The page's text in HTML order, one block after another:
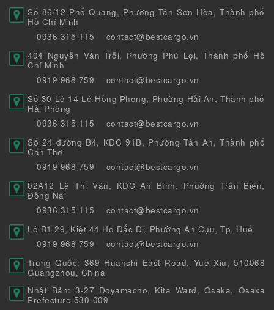
Số 86/12 Phổ Quang, Phường Tân Sơn Hòa, Thành phố
Hồ Chí Minh
0936 315 115
contact@bestcargo.vn
404 Nguyễn Văn Trỗi, Phường Phú Lợi, Thành phố Hồ
Chí Minh
0919 968 759
contact@bestcargo.vn
Số 30 Lô 14 Lê Hồng Phong, Phường Hải An, Thành phố
Hải Phòng
0936 315 115
contact@bestcargo.vn
Số 24 đường B4, KDC 91B, Phường Tân An, Thành phố
Cần Thơ
0919 968 759
contact@bestcargo.vn
02A12 Lê Thị Vân, KDC An Bình, Phường Trấn Biên,
Đồng Nai
0936 315 115
contact@bestcargo.vn
Lô B1.29, Kiệt 44 Hồ Đắc Di, Phường An Cựu, Tp. Huế
0919 968 759
contact@bestcargo.vn
Trung Quốc: 369 Huanshi East Road, Yue Xiu, 510068
Guangzhou, China
Nhật Bản: 3-27 Doyamacho, Kita Ward, Osaka, Osaka
Prefecture 530-009